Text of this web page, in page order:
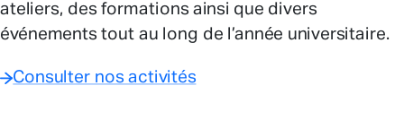
ateliers, des formations ainsi que divers
événements tout au long de l’année universitaire.
Consulter nos activités